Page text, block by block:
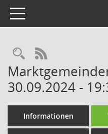
Toggle navigation
RSS-Feed
30.09.2024 -
Informationen